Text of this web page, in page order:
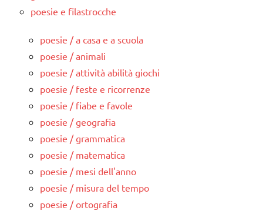
poesie e filastrocche
poesie / a casa e a scuola
poesie / animali
poesie / attività abilità giochi
poesie / feste e ricorrenze
poesie / fiabe e favole
poesie / geografia
poesie / grammatica
poesie / matematica
poesie / mesi dell'anno
poesie / misura del tempo
poesie / ortografia